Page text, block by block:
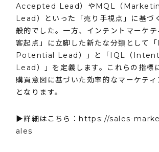
Accepted Lead）やMQL（
Lead）といった「売り手視点」に基づ
般的でした。一方、インテントマーケ
客起点」に立脚した新たな分類とし
Potential Lead）」と「IQL（
Lead）」を定義します。これらの指標
購買意図に基づいた効率的なマーケテ
となります。
▶詳細はこちら： https://sales-
ales